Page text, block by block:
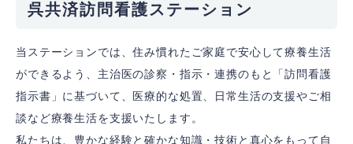
組
合
合
会）
の
呉共済訪問看護ステーション
当ステーションでは、住み慣れたご家庭で安心して療養生活
ができるよう、主治医の診察・指示・連携のもと「訪問看護
指示書」に基づいて、医療的な処置、日常生活の支援やご相
談など療養生活を支援いたします。
私たちは、豊かな経験と確かな知識・技術と真心をもって自